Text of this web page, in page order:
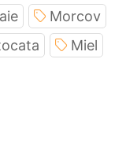
Morcov
Miel